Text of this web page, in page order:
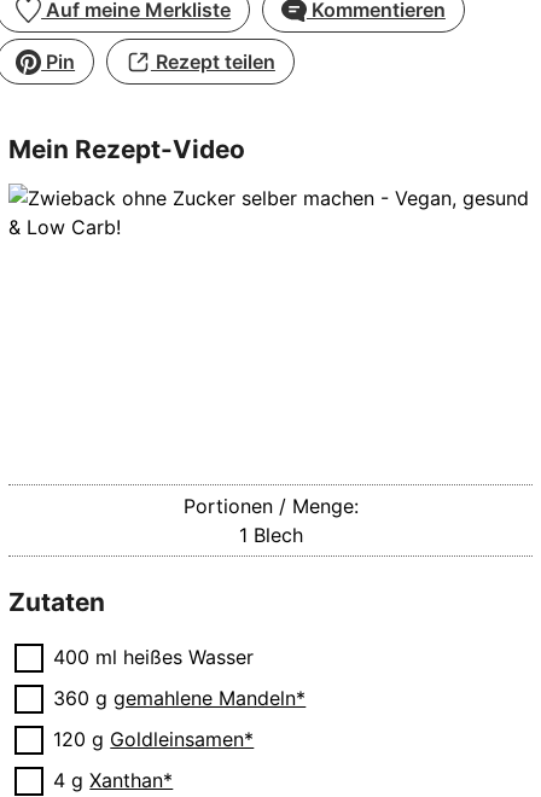
Auf meine Merkliste Kommentieren
Pin Rezept teilen
Mein Rezept-Video
Portionen / Menge:
1 Blech
Zutaten
▢
400 ml heißes Wasser
▢
360 g gemahlene Mandeln*
▢
120 g Goldleinsamen*
▢
4 g Xanthan*